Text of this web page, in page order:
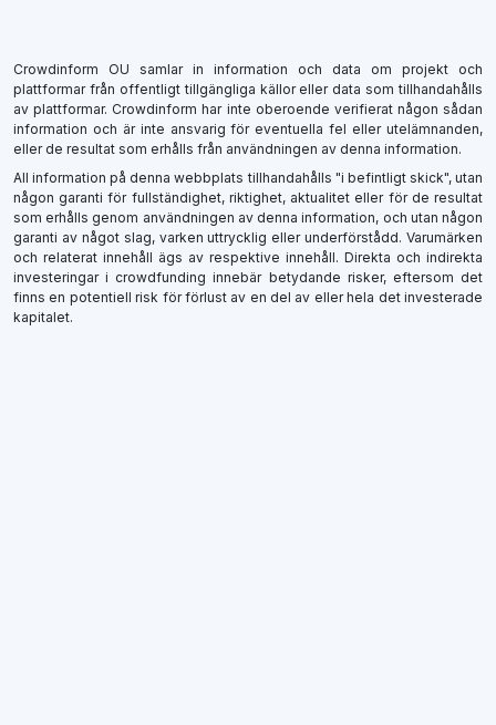
Crowdinform OU samlar in information och data om projekt och
plattformar från offentligt tillgängliga källor eller data som tillhandahålls
av plattformar. Crowdinform har inte oberoende verifierat någon sådan
information och är inte ansvarig för eventuella fel eller utelämnanden,
eller de resultat som erhålls från användningen av denna information.
All information på denna webbplats tillhandahålls "i befintligt skick", utan
någon garanti för fullständighet, riktighet, aktualitet eller för de resultat
som erhålls genom användningen av denna information, och utan någon
garanti av något slag, varken uttrycklig eller underförstådd. Varumärken
och relaterat innehåll ägs av respektive innehåll. Direkta och indirekta
investeringar i crowdfunding innebär betydande risker, eftersom det
finns en potentiell risk för förlust av en del av eller hela det investerade
kapitalet.